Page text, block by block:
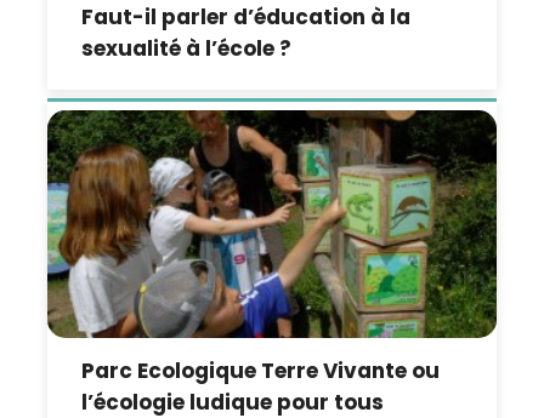
Faut-il parler d’éducation à la
sexualité à l’école ?
Parc Ecologique Terre Vivante ou
l’écologie ludique pour tous